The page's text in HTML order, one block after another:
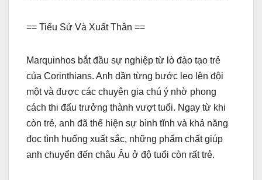
== Tiểu Sử Và Xuất Thân ==
Marquinhos bắt đầu sự nghiệp từ lò đào tạo trẻ
của Corinthians. Anh dần từng bước leo lên đội
một và được các chuyên gia chú ý nhờ phong
cách thi đấu trưởng thành vượt tuổi. Ngay từ khi
còn trẻ, anh đã thể hiện sự bình tĩnh và khả năng
đọc tình huống xuất sắc, những phẩm chất giúp
anh chuyển đến châu Âu ở độ tuổi còn rất trẻ.